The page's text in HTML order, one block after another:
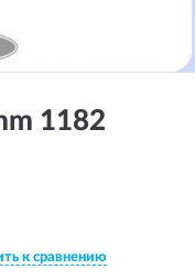
1182
к сравнению